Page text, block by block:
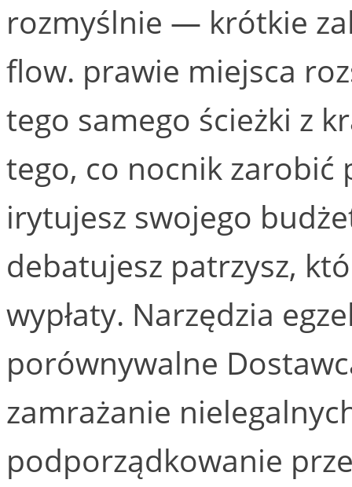
rozmyślnie — krótkie
flow. prawie miejsca
tego samego ścieżki z
tego, co nocnik zarobić
irytujesz swojego
debatujesz patrzysz,
wypłaty. Narzędzia
porównywalne
zamrażanie
podporządkowanie